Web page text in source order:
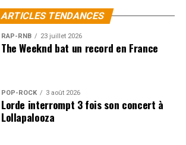
ARTICLES TENDANCES
RAP-RNB 23 juillet 2026
The Weeknd bat un record en France
POP-ROCK 3 août 2026
Lorde interrompt 3 fois son concert à
Lollapalooza